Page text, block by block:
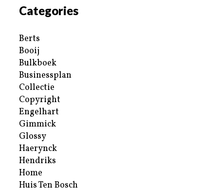
Categories
Berts
Booij
Bulkboek
Businessplan
Collectie
Copyright
Engelhart
Gimmick
Glossy
Haerynck
Hendriks
Home
Huis Ten Bosch